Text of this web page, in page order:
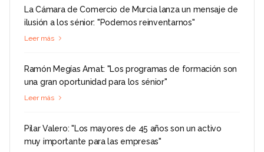
La Cámara de Comercio de Murcia lanza un mensaje de
ilusión a los sénior: "Podemos reinventarnos"
Leer más
Ramón Megías Amat: "Los programas de formación son
una gran oportunidad para los sénior"
Leer más
Pilar Valero: "Los mayores de 45 años son un activo
muy importante para las empresas"